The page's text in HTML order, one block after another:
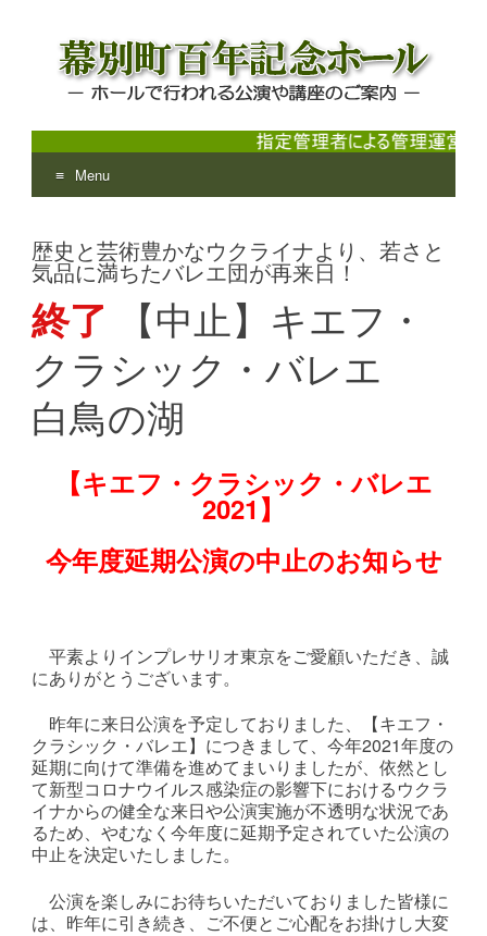
幕別町百年記念ホール
ホールで行われる公演や講座のご案内
Menu
to
content
歴史と芸術豊かなウクライナより、若さと
気品に満ちたバレエ団が再来日！
終了
【中止】キエフ・
クラシック・バレエ
白鳥の湖
【キエフ・クラシック・バレエ
2021】
今年度延期公演の中止のお知らせ
平素よりインプレサリオ東京をご愛顧いただき、誠
にありがとうございます。
昨年に来日公演を予定しておりました、【キエフ・
クラシック・バレエ】につきまして、今年2021年度の
延期に向けて準備を進めてまいりましたが、依然とし
て新型コロナウイルス感染症の影響下におけるウクラ
イナからの健全な来日や公演実施が不透明な状況であ
るため、やむなく今年度に延期予定されていた公演の
中止を決定いたしました。
公演を楽しみにお待ちいただいておりました皆様に
は、昨年に引き続き、ご不便とご心配をお掛けし大変